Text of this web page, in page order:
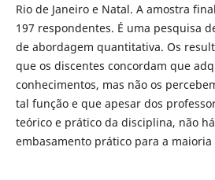
Rio de Janeiro e Natal. A amostra
197 respondentes. É uma pesquisa
de abordagem quantitativa. Os
que os discentes concordam que
conhecimentos, mas não os
tal função e que apesar dos
teórico e prático da disciplina, não
embasamento prático para a